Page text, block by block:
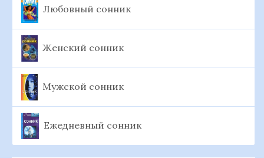
Любовный сонник
Женский сонник
Мужской сонник
Ежедневный сонник